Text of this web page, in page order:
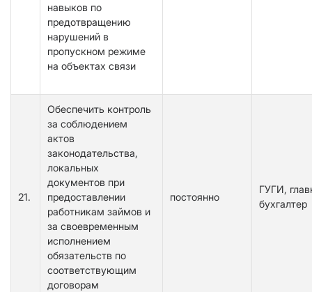
навыков по
предотвращению
нарушений в
пропускном режиме
на объектах связи
21.
Обеспечить контроль
за соблюдением
актов
законодательства,
локальных
документов при
предоставлении
работникам займов и
за своевременным
исполнением
обязательств по
соответствующим
договорам
постоянно
ГУГИ,
бухгалтер